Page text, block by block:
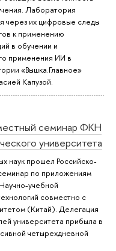
Лаборатория
через их цифровые следы
к применению
в обучении и
применения ИИ в
«Вышка.Главное»
Капузой.
семинар ФКН
университета
наук прошел Российско-
по приложениям
учебной
совместно с
(Китай). Делегация
университета прибыла в
четырехдневной